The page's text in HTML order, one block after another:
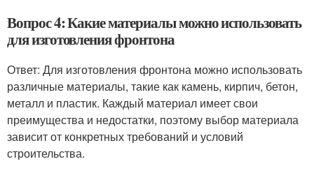
Вопрос 4: Какие материалы можно использовать
для изготовления фронтона
Ответ: Для изготовления фронтона можно использовать
различные материалы, такие как камень, кирпич, бетон,
металл и пластик. Каждый материал имеет свои
преимущества и недостатки, поэтому выбор материала
зависит от конкретных требований и условий
строительства.